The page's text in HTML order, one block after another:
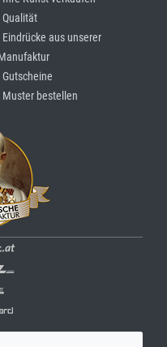
Qualität
Eindrücke aus unserer
Gutscheine
Muster bestellen